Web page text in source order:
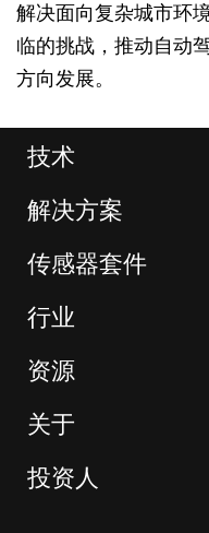
解决面向复杂城市环
临的挑战，推动自动
方向发展。
技术
解决方案
传感器套件
行业
资源
关于
投资人